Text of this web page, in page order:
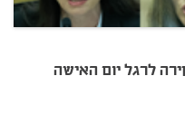
לרגל יום האישה